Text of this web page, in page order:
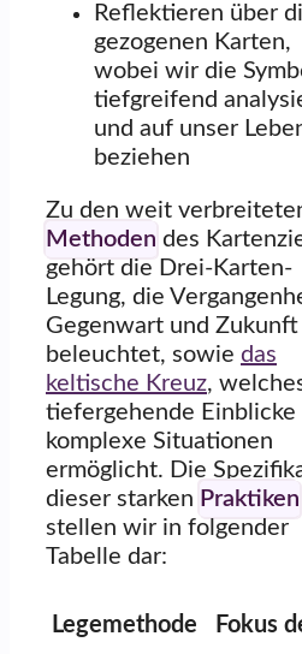
Reflektieren über
gezogenen Karten,
wobei wir die
tiefgreifend
und auf unser
beziehen
Zu den weit
Methoden des
gehört die Drei-Karten-
Legung, die
Gegenwart und Zukunft
beleuchtet, sowie das
keltische Kreuz,
tiefergehende Einblicke
komplexe Situationen
ermöglicht. Die
dieser starken Praktiken
stellen wir in folgender
Tabelle dar:
Legemethode Fokus